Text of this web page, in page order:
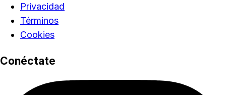
Privacidad
Términos
Cookies
Conéctate